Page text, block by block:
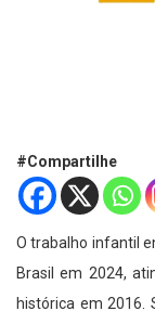
#Compartilhe
O trabalho infantil
Brasil em 2024,
histórica em 2016.